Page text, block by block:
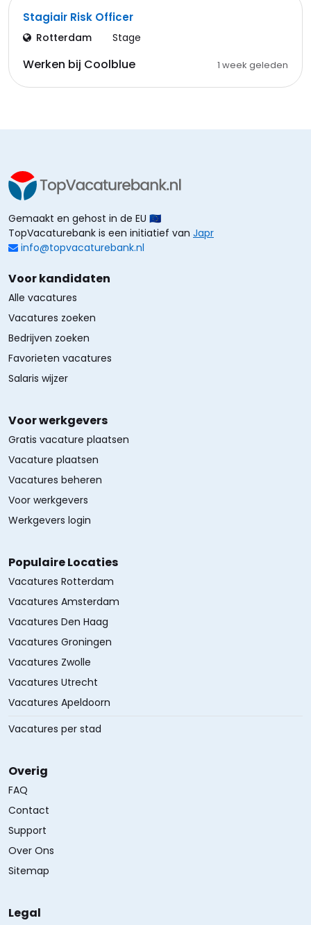
Stagiair Risk Officer
Rotterdam Stage
Werken bij Coolblue 1 week geleden
Gemaakt en gehost in de EU 🇪🇺
TopVacaturebank is een initiatief van Japr
info@topvacaturebank.nl
Voor kandidaten
Alle vacatures
Vacatures zoeken
Bedrijven zoeken
Favorieten vacatures
Salaris wijzer
Voor werkgevers
Gratis vacature plaatsen
Vacature plaatsen
Vacatures beheren
Voor werkgevers
Werkgevers login
Populaire Locaties
Vacatures Rotterdam
Vacatures Amsterdam
Vacatures Den Haag
Vacatures Groningen
Vacatures Zwolle
Vacatures Utrecht
Vacatures Apeldoorn
Vacatures per stad
Overig
FAQ
Contact
Support
Over Ons
Sitemap
Legal